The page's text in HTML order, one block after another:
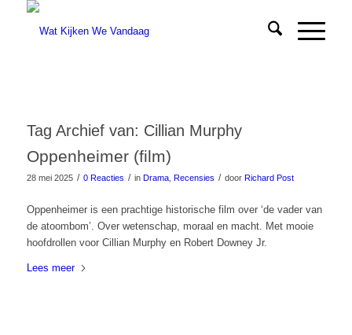
Tag Archief van: Cillian Murphy
Oppenheimer (film)
28 mei 2025 / 0 Reacties / in Drama, Recensies / door Richard Post
Oppenheimer is een prachtige historische film over ‘de vader van
de atoombom’. Over wetenschap, moraal en macht. Met mooie
hoofdrollen voor Cillian Murphy en Robert Downey Jr.
Lees meer